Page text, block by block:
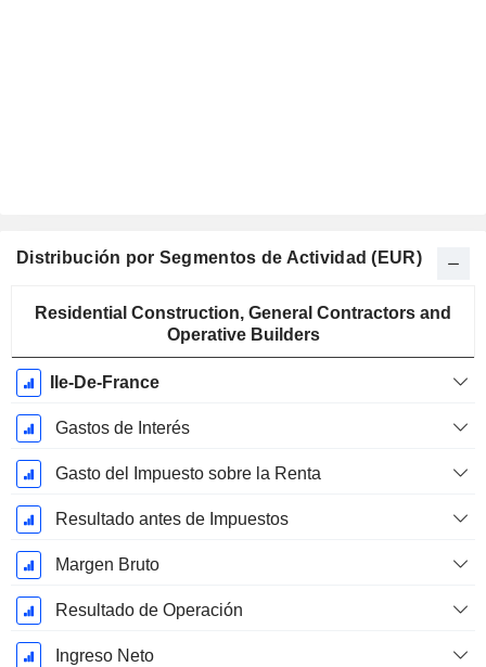
Distribución por Segmentos de Actividad (EUR)
fiscal:
Residential Construction, General Contractors and
Operative Builders
Ile-De-France
Gastos de Interés
Gasto del Impuesto sobre la Renta
Resultado antes de Impuestos
Margen Bruto
Resultado de Operación
Ingreso Neto